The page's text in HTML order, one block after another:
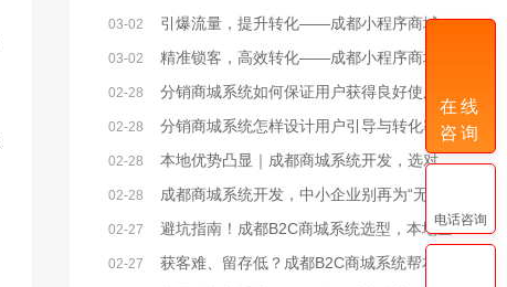
03-02 引爆流量，提升转化——成都小程序商城系统活动策划实战方案
03-02 精准锁客，高效转化——成都小程序商城系统社群搭建全攻略
02-28 分销商城系统如何保证用户获得良好使用体验？
02-28 分销商城系统怎样设计用户引导与转化率提升策略？
02-28 本地优势凸显｜成都商城系统开发，选对本地服务商少走90%弯路
02-28 成都商城系统开发，中小企业别再为“无效开发”浪费成本
02-27 避坑指南！成都B2C商城系统选型，本地企业必看的核心要点
02-27 获客难、留存低？成都B2C商城系统帮本地企业破局电商困局
在线
咨询
电话咨询